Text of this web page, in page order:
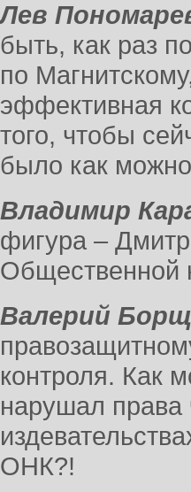
Лев
быть, как раз
по
эффективная
того, чтобы
было как
Владимир
фигура –
Общественной
Валерий
контроля. Как
нарушал права
ОНК?!